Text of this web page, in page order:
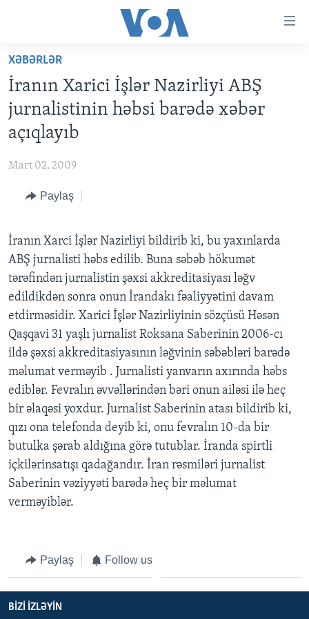
Skip
main
content
Skip
to
main
PROQRAMLAR
AMERIKA İCMALI
FAKTLAR NƏ DEYIR?
AZƏRBAYCAN
UKRAYNA BÖHRANI
İSRAIL-HƏMAS MÜNAQIŞƏSI
ABŞ
ABŞ SEÇKILƏRI 2024
İRAN AZƏRBAYCANI
MEDIA AZADLIĞI
BAŞ MƏQALƏ
LEARNING ENGLISH
BIZI IZLƏYIN
Dillər
XƏBƏRLƏR
İranın Xarici İşlər Nazirliyi ABŞ
jurnalistinin həbsi barədə xəbər
açıqlayıb
Mart 02, 2009
Paylaş
İranın Xarci İşlər Nazirliyi bildirib ki, bu yaxınlarda
ABŞ jurnalisti həbs edilib. Buna səbəb hökumət
tərəfindən jurnalistin şəxsi akkreditasiyası ləğv
edildikdən sonra onun İrandakı fəaliyyətini davam
etdirməsidir. Xarici İşlər Nazirliyinin sözçüsü Həsən
Qaşqavi 31 yaşlı jurnalist Roksana Saberinin 2006-cı
ildə şəxsi akkreditasiyasının ləğvinin səbəbləri barədə
məlumat verməyib . Jurnalisti yanvarın axırında həbs
ediblər. Fevralın əvvəllərindən bəri onun ailəsi ilə heç
bir əlaqəsi yoxdur. Jurnalist Saberinin atası bildirib ki,
qızı ona telefonda deyib ki, onu fevralın 10-da bir
butulka şərab aldığına görə tutublar. İranda spirtli
içkilərinsatışı qadağandır. İran rəsmiləri jurnalist
Saberinin vəziyyəti barədə heç bir məlumat
verməyiblər.
Paylaş Follow us
BIZI IZLƏYIN